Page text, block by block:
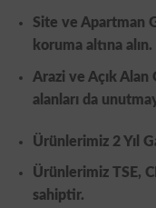
Site ve Apartman
koruma altına alın.
Arazi ve Açık
alanları da
Ürünlerimiz 2 Yıl
Ürünlerimiz TSE,
sahiptir.